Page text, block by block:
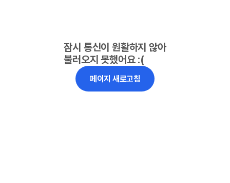
잠시 통신이 원활하지 않아
불러오지 못했어요 :(
페이지 새로고침